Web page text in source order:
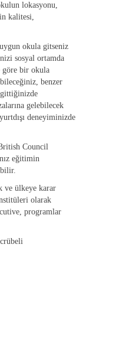
lokasyonu,
kalitesi,
okula gitseniz
sosyal ortamda
göre bir okula
benzer
gittiğinizde
gelebilecek
deneyiminizde
Council
eğitimin
ve ülkeye karar
olarak
programlar